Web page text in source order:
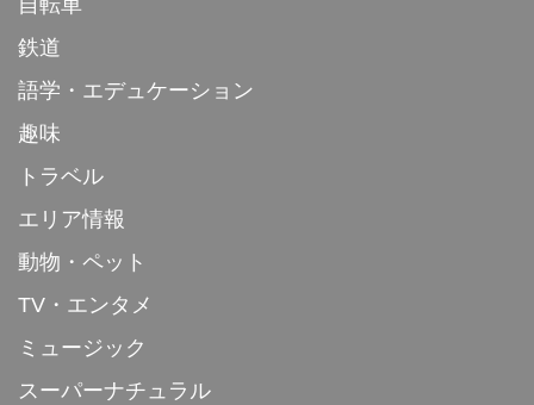
自転車
鉄道
語学・エデュケーション
趣味
トラベル
エリア情報
動物・ペット
TV・エンタメ
ミュージック
スーパーナチュラル